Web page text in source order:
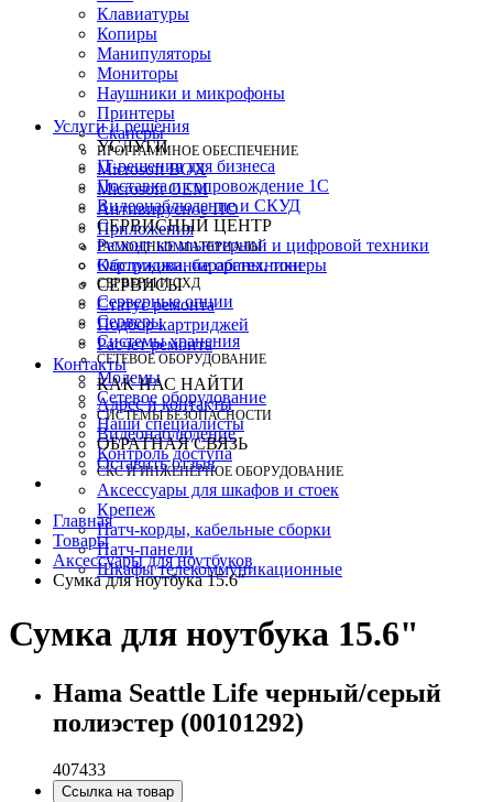
Клавиатуры
Копиры
Манипуляторы
Мониторы
Наушники и микрофоны
Принтеры
Сканеры
ПРОГРАММНОЕ ОБЕСПЕЧЕНИЕ
Microsoft BOX
Microsoft OEM
Антивирусное ПО
Приложения
РАСХОДНЫЕ МАТЕРИАЛЫ
Картриджи, барабаны, тонеры
СЕРВЕРЫ И СХД
Серверные опции
Серверы
Системы хранения
СЕТЕВОЕ ОБОРУДОВАНИЕ
Модемы
Сетевое оборудование
СИСТЕМЫ БЕЗОПАСНОСТИ
Видеонаблюдение
Контроль доступа
СКС И ИНЖЕНЕРНОЕ ОБОРУДОВАНИЕ
Аксессуары для шкафов и стоек
Крепеж
Патч-корды, кабельные сборки
Патч-панели
Шкафы телекоммуникационные
Услуги и решения
УСЛУГИ
IT-решения для бизнеса
Поставка и сопровождение 1C
Видеонаблюдение и СКУД
СЕРВИСНЫЙ ЦЕНТР
Ремонт компьютерной и цифровой техники
Обслуживание оргтехники
СЕРВИСЫ
Статус ремонта
Подбор картриджей
Расчет ремонта
Контакты
КАК НАС НАЙТИ
Адрес и контакты
Наши специалисты
ОБРАТНАЯ СВЯЗЬ
Оставить отзыв
Главная
Товары
Аксессуары для ноутбуков
Сумка для ноутбука 15.6"
Сумка для ноутбука 15.6"
Hama Seattle Life черный/серый
полиэстер (00101292)
407433
Ссылка на товар